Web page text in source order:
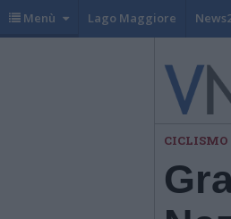
Menù Lago Maggiore
CICLISMO